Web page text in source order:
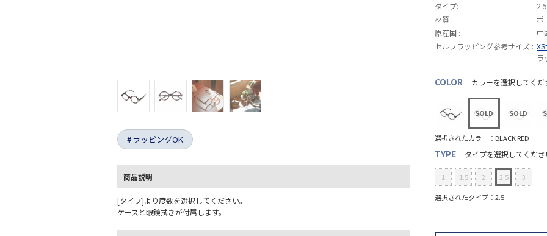
ラッピングOK
商品説明
[タイプ]より度数を選択してください。
ケースと眼鏡拭きが付属します。
タイプ:
2.5
材質 :
ポ
原産国 :
中
セルフラッピング参考サイズ :
ラ
COLOR カラーを選択してくだ
選択されたカラー：BLACK RED
TYPE タイプを選択してくださ
1 1.5 2 2.5 3
選択されたタイプ：2.5